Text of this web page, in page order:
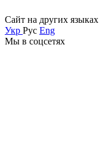
Сайт на других языках
Укр Рус Eng
Мы в соцсетях